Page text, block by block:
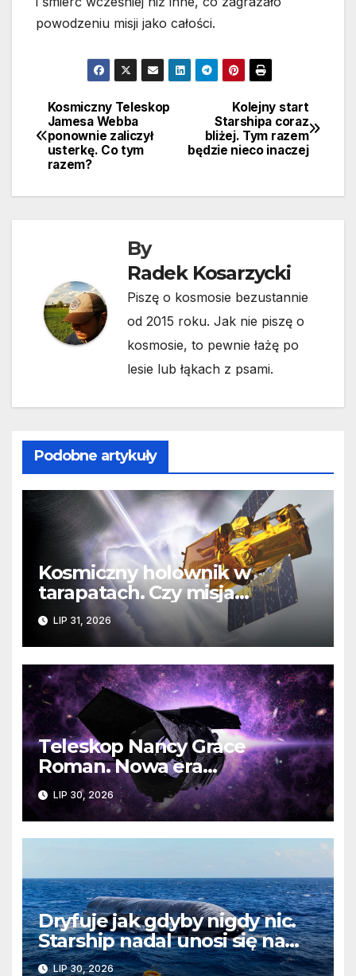
powodzeniu misji jako całości.
Nawigacja
wpisu
Kolejny start
Starshipa coraz
bliżej. Tym razem
będzie nieco inaczej
Kosmiczny Teleskop
Jamesa Webba
ponownie zaliczył
usterkę. Co tym
razem?
By
Radek Kosarzycki
Piszę o kosmosie bezustannie
od 2015 roku. Jak nie piszę o
kosmosie, to pewnie łażę po
lesie lub łąkach z psami.
Podobne artykuły
Kosmiczny holownik w
tarapatach. Czy misja
ratowania Teleskopu Swift
jest zagrożona?
LIP 31, 2026
Teleskop Nancy Grace
Roman. Nowa era
kosmicznych odkryć już
wkrótce
LIP 30, 2026
Dryfuje jak gdyby nigdy nic.
Starship nadal unosi się na
wodach Oceanu Indyjskiego
LIP 30, 2026